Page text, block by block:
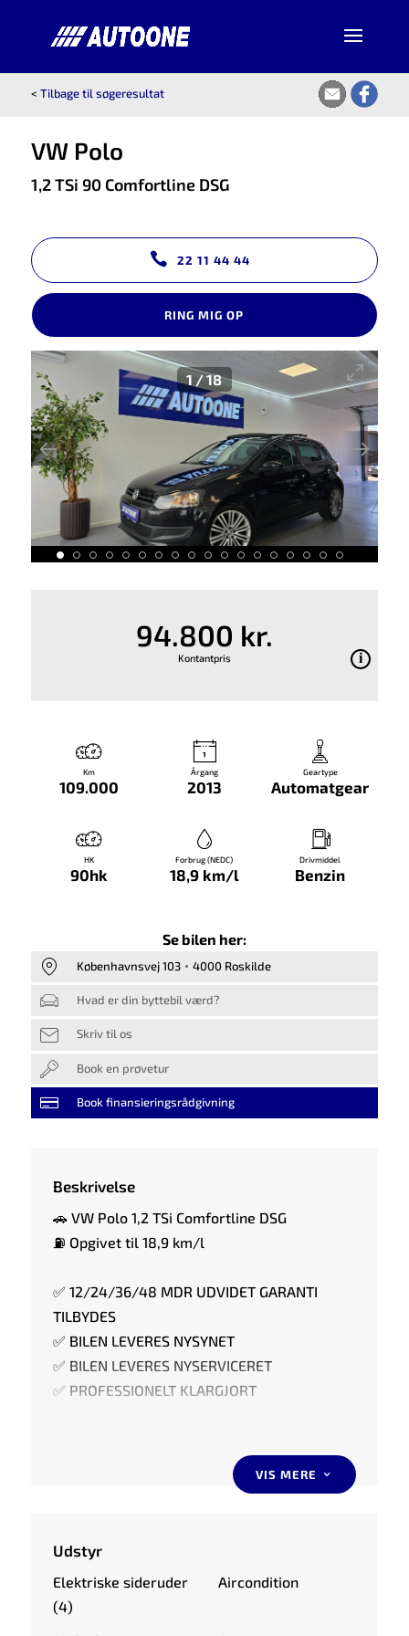
< Tilbage til søgeresultat
VW Polo
1,2 TSi 90 Comfortline DSG
22 11 44 44
RING MIG OP
1 /18
94.800 kr.
Kontantpris
Km
109.000
Årgang
2013
Geartype
Automatgear
HK
90hk
Forbrug (NEDC)
18,9 km/l
Drivmiddel
Benzin
Se bilen her:
Københavnsvej 103 4000 Roskilde
Hvad er din byttebil værd?
Skriv til os
Book en prøvetur
Book finansieringsrådgivning
Beskrivelse
🚗 VW Polo 1,2 TSi Comfortline DSG
⛽ Opgivet til 18,9 km/l
✅ 12/24/36/48 MDR UDVIDET GARANTI
TILBYDES
✅ BILEN LEVERES NYSYNET
✅ BILEN LEVERES NYSERVICERET
✅ PROFESSIONELT KLARGJORT
⭐ FARTPILOT & SÆDEVARME
⭐ DOBBELT BAGAGERUMSBUND
VIS MERE 3
Udstyr
Elektriske sideruder
(4)
Aircondition